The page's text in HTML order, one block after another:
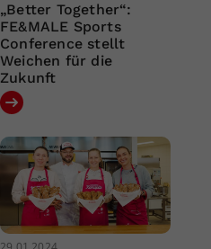
„Better Together“:
FE&MALE Sports
Conference stellt
Weichen für die
Zukunft